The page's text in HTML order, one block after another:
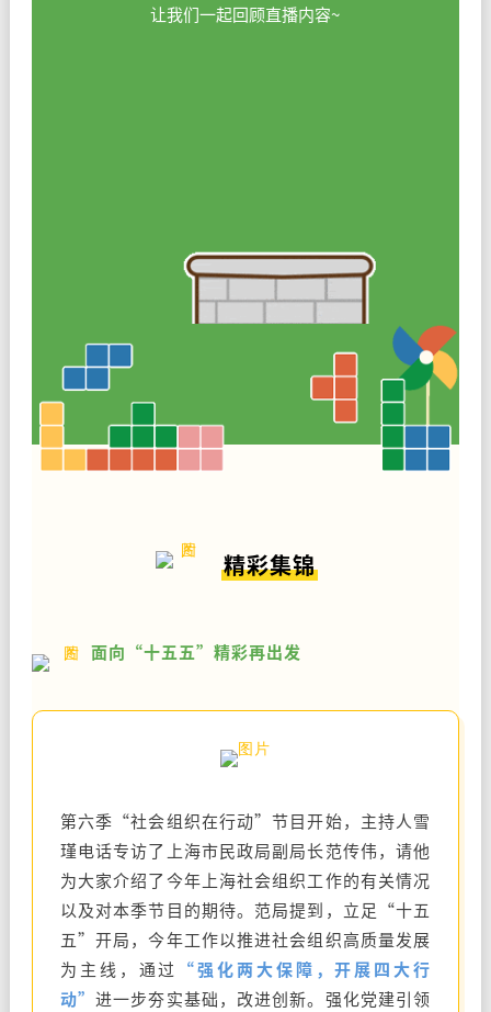
让我们一起回顾直播内容~
精彩集锦
面向“十五五”精彩再出发
第六季“社会组织在行动”节目开始，主持人雪
瑾电话专访了上海市民政局副局长范传伟，请他
为大家介绍了今年上海社会组织工作的有关情况
以及对本季节目的期待。范局提到，立足“十五
五”开局，今年工作以推进社会组织高质量发展
为主线，通过
“强化两大保障，开展四大行
动”进一步夯实基础，改进创新。强化党建引领